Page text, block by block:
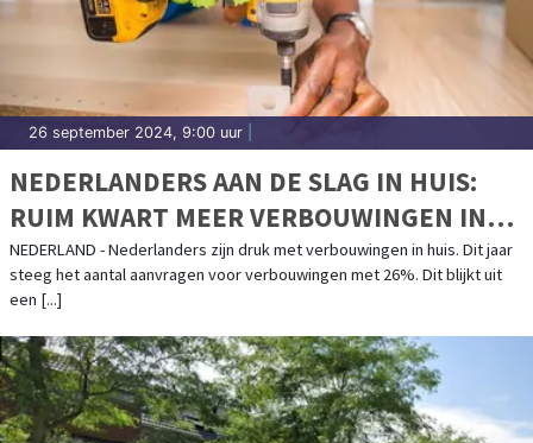
26 september 2024, 9:00 uur
NEDERLANDERS AAN DE SLAG IN HUIS:
RUIM KWART MEER VERBOUWINGEN IN
2024
NEDERLAND - Nederlanders zijn druk met verbouwingen in huis. Dit jaar
steeg het aantal aanvragen voor verbouwingen met 26%. Dit blijkt uit
een [...]